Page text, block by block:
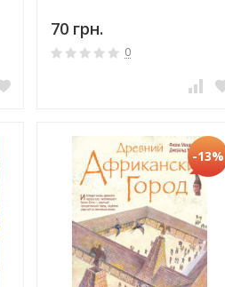
70 грн.
0
-13%